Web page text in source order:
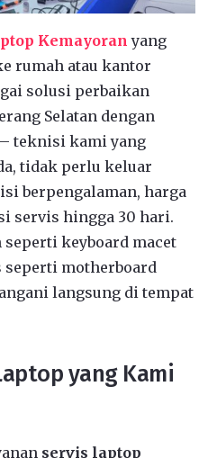
Kemayoranyang
rumah atau kantor
solusi perbaikan
Selatan dengan
teknisi kami yang
tidak perlu keluar
berpengalaman, harga
servis hingga 30 hari.
keyboard macet
seperti motherboard
langsung di tempat
yang Kami
servis laptop